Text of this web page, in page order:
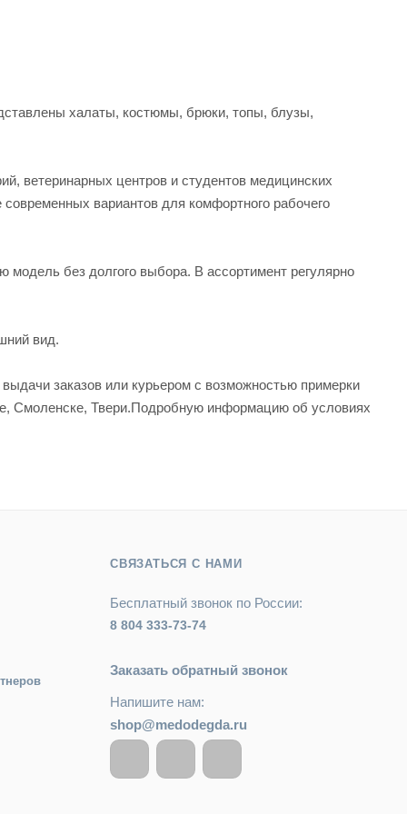
халаты, костюмы, брюки, топы, блузы,
ветеринарных центров и студентов медицинских
вариантов для комфортного рабочего
модель без долгого выбора. В ассортимент регулярно
вид.
заказов или курьером с возможностью примерки
Смоленске, Твери.Подробную информацию об условиях
СВЯЗАТЬСЯ С НАМИ
Бесплатный звонок по России:
8 804 333-73-74
Заказать обратный звонок
Напишите нам:
shop@medodegda.ru